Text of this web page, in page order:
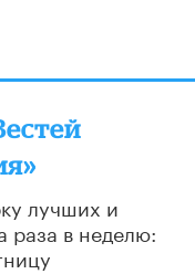
лучших и
раза в неделю: